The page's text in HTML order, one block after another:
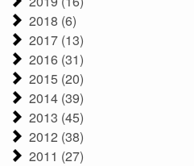
2018 (6)
2017 (13)
2016 (31)
2015 (20)
2014 (39)
2013 (45)
2012 (38)
2011 (27)